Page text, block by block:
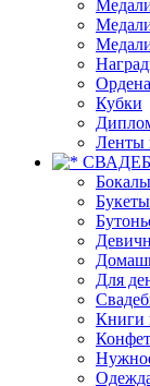
Кубки
Ленты
Для
Книги